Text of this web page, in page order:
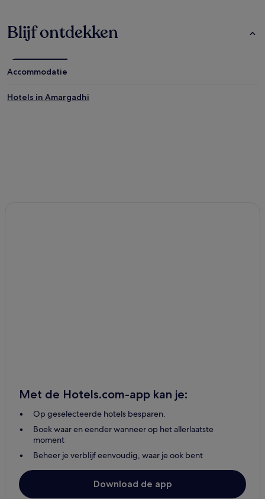
Blijf ontdekken
Accommodatie
Hotels in Amargadhi
Met de Hotels.com-app kan je:
Op geselecteerde hotels besparen.
Boek waar en eender wanneer op het allerlaatste
moment
Beheer je verblijf eenvoudig, waar je ook bent
Download de app